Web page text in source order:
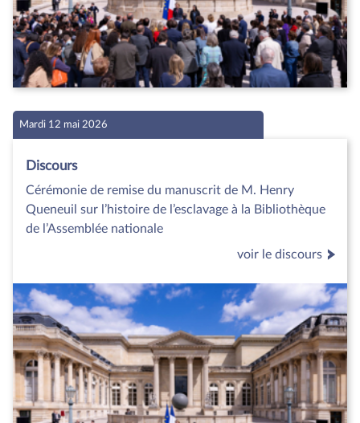
Mardi 12 mai 2026
Discours
Cérémonie de remise du manuscrit de M. Henry
Queneuil sur l’histoire de l’esclavage à la Bibliothèque
de l’Assemblée nationale
voir le discours